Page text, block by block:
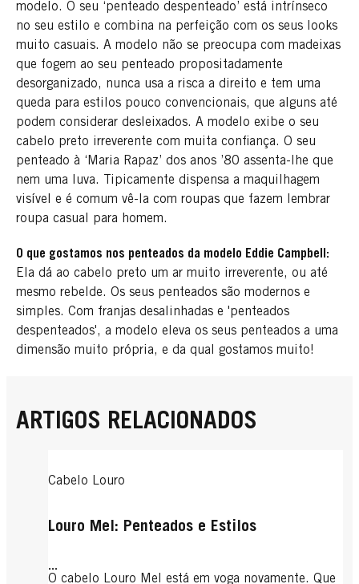
modelo. O seu ‘penteado despenteado’ está intrínseco
no seu estilo e combina na perfeição com os seus looks
muito casuais. A modelo não se preocupa com madeixas
que fogem ao seu penteado propositadamente
desorganizado, nunca usa a risca a direito e tem uma
queda para estilos pouco convencionais, que alguns até
podem considerar desleixados. A modelo exibe o seu
cabelo preto irreverente com muita confiança. O seu
penteado à ‘Maria Rapaz’ dos anos ’80 assenta-lhe que
nem uma luva. Tipicamente dispensa a maquilhagem
visível e é comum vê-la com roupas que fazem lembrar
roupa casual para homem.
O que gostamos nos penteados da modelo Eddie Campbell:
Ela dá ao cabelo preto um ar muito irreverente, ou até
mesmo rebelde. Os seus penteados são modernos e
simples. Com franjas desalinhadas e 'penteados
despenteados', a modelo eleva os seus penteados a uma
dimensão muito própria, e da qual gostamos muito!
ARTIGOS RELACIONADOS
Cabelo Louro
Louro Mel: Penteados e Estilos
...
O cabelo Louro Mel está em voga novamente. Que